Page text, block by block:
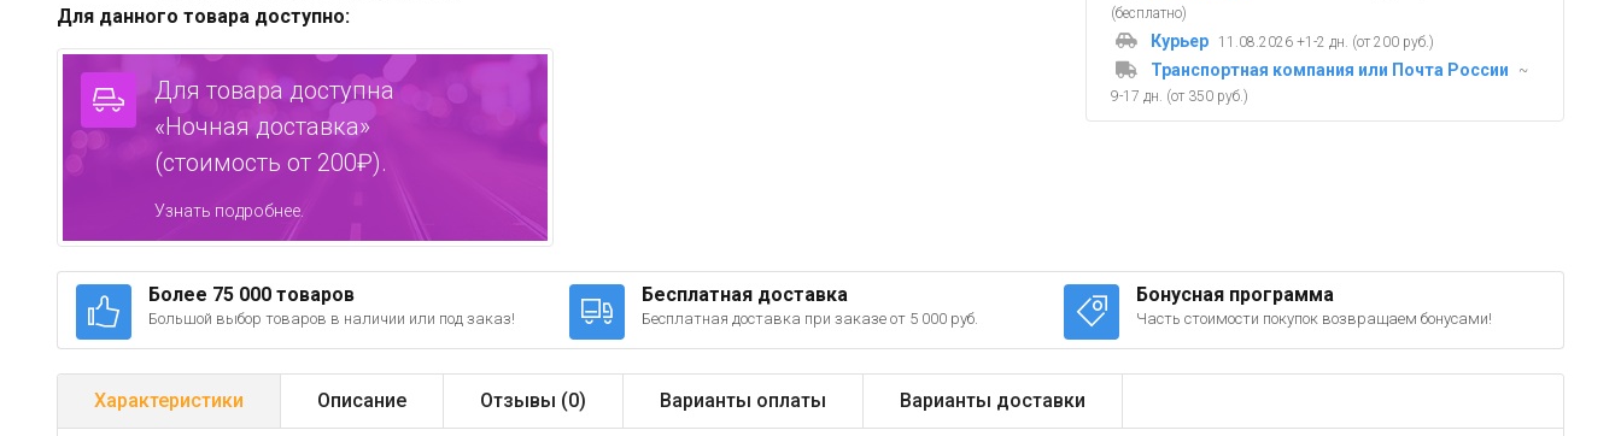
Для данного товара доступно:
Для товара доступна
«Ночная доставка»
(стоимость от 200₽).
Узнать подробнее.
(бесплатно)
Курьер 11.08.2026 +1-2 дн. (от 200 руб.)
Транспортная компания или Почта России
~
9-17 дн. (от 350 руб.)
Более 75 000 товаров
Большой выбор товаров в наличии или под заказ!
Бесплатная доставка
Бесплатная доставка при заказе от 5 000 руб.
Бонусная программа
Часть стоимости покупок возвращаем бонусами!
Характеристики Описание Отзывы (0) Варианты оплаты Варианты доставки